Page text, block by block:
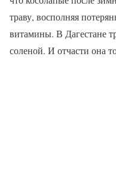
траву, восполняя
витамины. В Дагестане
соленой. И отчасти она